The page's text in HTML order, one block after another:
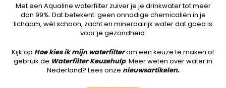
Met een Aqualine waterfilter zuiver je je drinkwater tot meer
dan 99%. Dat betekent: geen onnodige chemicaliën in je
lichaam, wél schoon, zacht en mineraalrijk water dat goed is
voor je gezondheid.
Kijk op Hoe kies ik mijn waterfilterom een keuze te maken of
gebruik de Waterfilter Keuzehulp. Meer weten over water in
Nederland? Lees onze nieuwsartikelen.